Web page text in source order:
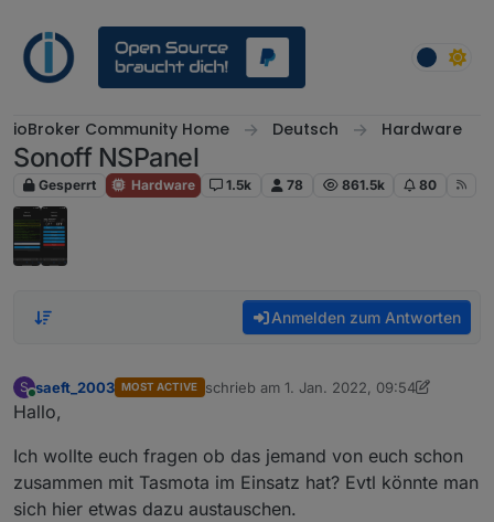
ioBroker Community Home Deutsch Hardware
Sonoff NSPanel
Gesperrt Hardware 1.5k 78 861.5k 80
Anmelden zum Antworten
S
Online
saeft_2003 MOST ACTIVE schrieb am 1. Jan. 2022, 09:54
zuletzt editiert von saeft_20031. Jan.
Hallo,
Ich wollte euch fragen ob das jemand von euch schon
zusammen mit Tasmota im Einsatz hat? Evtl könnte man
sich hier etwas dazu austauschen.